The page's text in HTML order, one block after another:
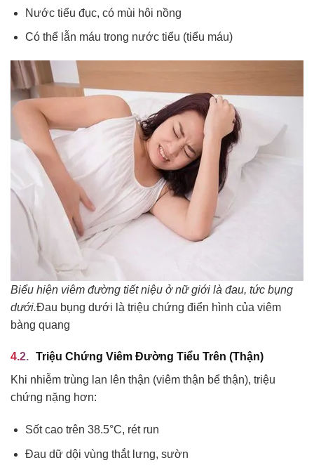
Nước tiểu đục, có mùi hôi nồng
Có thể lẫn máu trong nước tiểu (tiểu máu)
Biểu hiện viêm đường tiết niệu ở nữ giới là đau, tức bụng
dưới.Đau bụng dưới là triệu chứng điển hình của viêm
bàng quang
Triệu Chứng Viêm Đường Tiểu Trên (Thận)
Khi nhiễm trùng lan lên thận (viêm thận bể thận), triệu
chứng nặng hơn:
Sốt cao trên 38.5°C, rét run
Đau dữ dội vùng thắt lưng, sườn